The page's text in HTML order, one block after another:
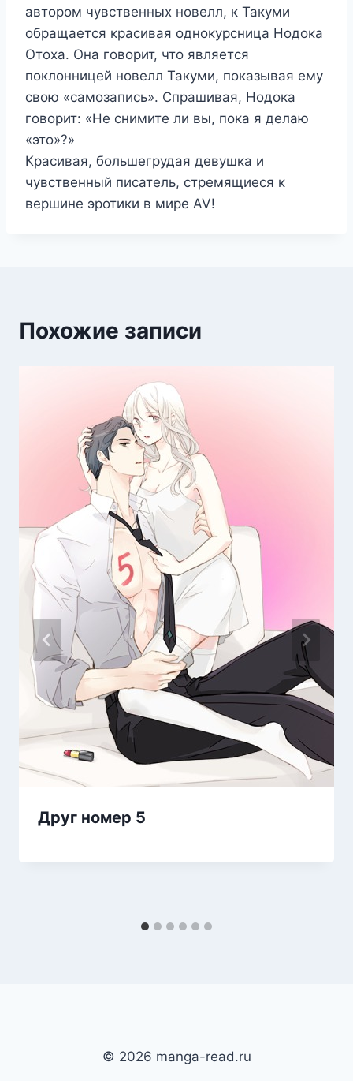
автором чувственных новелл, к Такуми
обращается красивая однокурсница Нодока
Отоха. Она говорит, что является
поклонницей новелл Такуми, показывая ему
свою «самозапись». Спрашивая, Нодока
говорит: «Не снимите ли вы, пока я делаю
«это»?»
Красивая, большегрудая девушка и
чувственный писатель, стремящиеся к
вершине эротики в мире AV!
Похожие записи
Друг номер 5
© 2026 manga-read.ru